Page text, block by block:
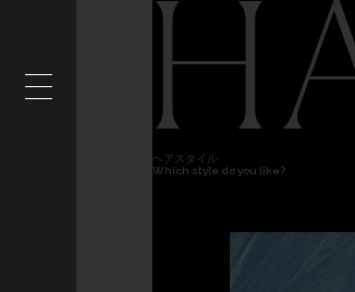
ヘアスタイル
Which style do you like?